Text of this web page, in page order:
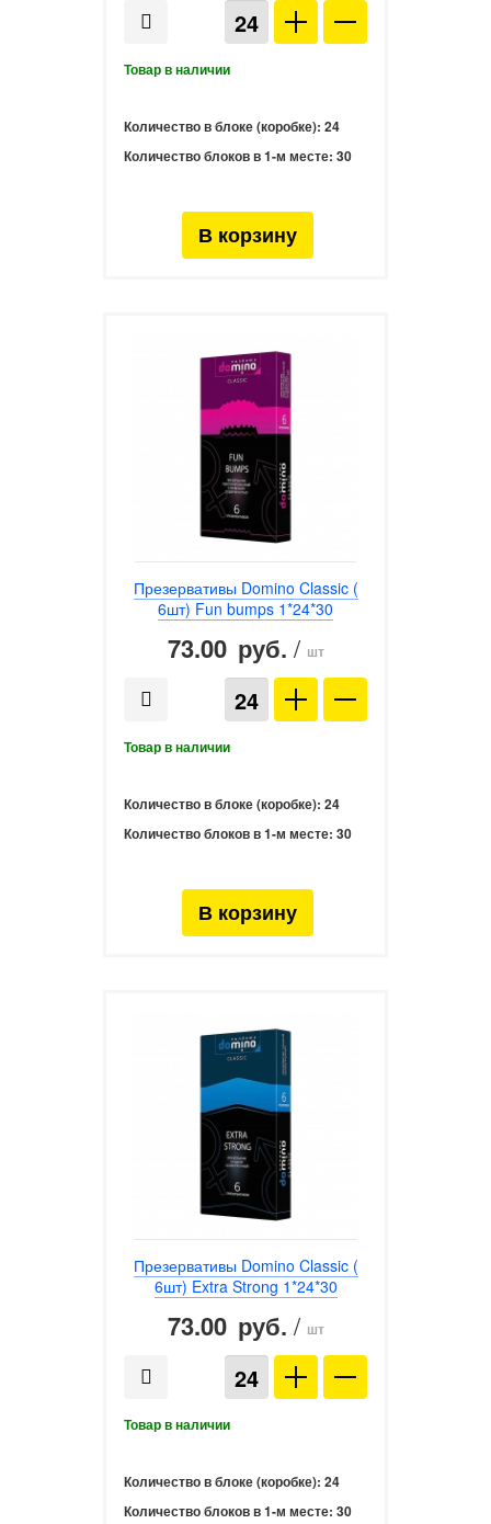
Количество в блоке (коробке): 24
Количество блоков в 1-м месте: 30
Презервативы Domino Classic (
6шт) Fun bumps 1*24*30
73.00 руб. / шт
Количество в блоке (коробке): 24
Количество блоков в 1-м месте: 30
Презервативы Domino Classic (
6шт) Extra Strong 1*24*30
73.00 руб. / шт
Количество в блоке (коробке): 24
Количество блоков в 1-м месте: 30